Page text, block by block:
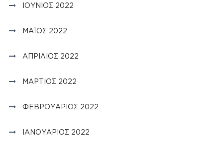
ΙΟΎΝΙΟΣ 2022
ΜΆΙΟΣ 2022
ΑΠΡΊΛΙΟΣ 2022
ΜΆΡΤΙΟΣ 2022
ΦΕΒΡΟΥΆΡΙΟΣ 2022
ΙΑΝΟΥΆΡΙΟΣ 2022